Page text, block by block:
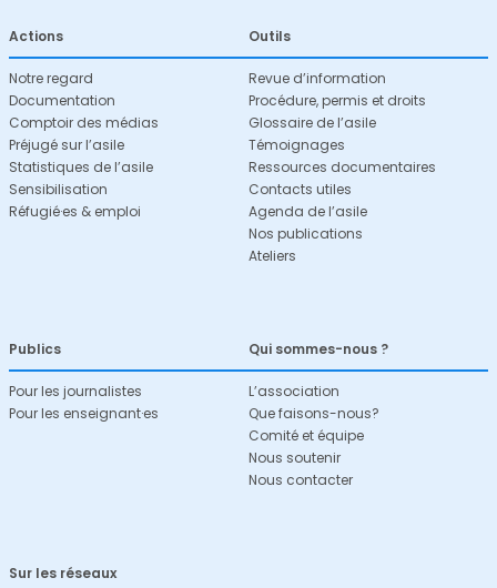
Actions
Notre regard
Documentation
Comptoir des médias
Préjugé sur l’asile
Statistiques de l’asile
Sensibilisation
Réfugié·es & emploi
Outils
Revue d’information
Procédure, permis et droits
Glossaire de l’asile
Témoignages
Ressources documentaires
Contacts utiles
Agenda de l’asile
Nos publications
Ateliers
Publics
Pour les journalistes
Pour les enseignant·es
Qui sommes-nous ?
L’association
Que faisons-nous?
Comité et équipe
Nous soutenir
Nous contacter
Sur les réseaux